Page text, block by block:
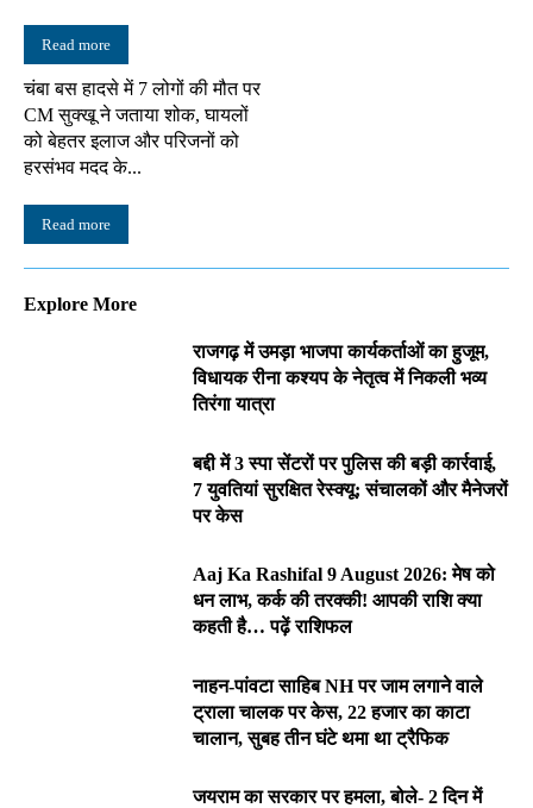
Read more
चंबा बस हादसे में 7 लोगों की मौत पर
CM सुक्खू ने जताया शोक, घायलों
को बेहतर इलाज और परिजनों को
हरसंभव मदद के...
Read more
Explore More
राजगढ़ में उमड़ा भाजपा कार्यकर्ताओं का हुजूम,
विधायक रीना कश्यप के नेतृत्व में निकली भव्य
तिरंगा यात्रा
बद्दी में 3 स्पा सेंटरों पर पुलिस की बड़ी कार्रवाई,
7 युवतियां सुरक्षित रेस्क्यू; संचालकों और मैनेजरों
पर केस
Aaj Ka Rashifal 9 August 2026: मेष को
धन लाभ, कर्क की तरक्की! आपकी राशि क्या
कहती है… पढ़ें राशिफल
नाहन-पांवटा साहिब NH पर जाम लगाने वाले
ट्राला चालक पर केस, 22 हजार का काटा
चालान, सुबह तीन घंटे थमा था ट्रैफिक
जयराम का सरकार पर हमला, बोले- 2 दिन में